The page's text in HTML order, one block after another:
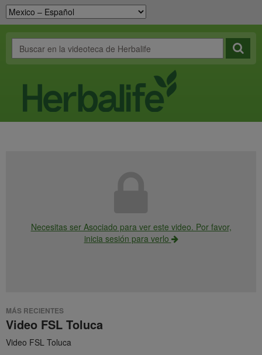
Necesitas ser Asociado para ver este video. Por favor,
inicia sesión para verlo
MÁS RECIENTES
Video FSL Toluca
Video FSL Toluca